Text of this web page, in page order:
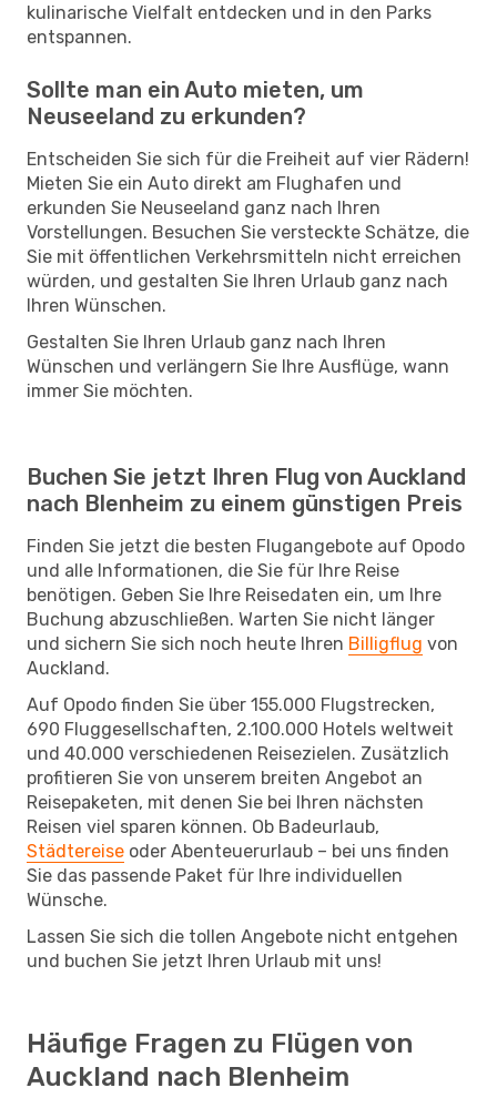
kulinarische Vielfalt entdecken und in den Parks
entspannen.
Sollte man ein Auto mieten, um
Neuseeland zu erkunden?
Entscheiden Sie sich für die Freiheit auf vier Rädern!
Mieten Sie ein Auto direkt am Flughafen und
erkunden Sie Neuseeland ganz nach Ihren
Vorstellungen. Besuchen Sie versteckte Schätze, die
Sie mit öffentlichen Verkehrsmitteln nicht erreichen
würden, und gestalten Sie Ihren Urlaub ganz nach
Ihren Wünschen.
Gestalten Sie Ihren Urlaub ganz nach Ihren
Wünschen und verlängern Sie Ihre Ausflüge, wann
immer Sie möchten.
Buchen Sie jetzt Ihren Flug von Auckland
nach Blenheim zu einem günstigen Preis
Finden Sie jetzt die besten Flugangebote auf Opodo
und alle Informationen, die Sie für Ihre Reise
benötigen. Geben Sie Ihre Reisedaten ein, um Ihre
Buchung abzuschließen. Warten Sie nicht länger
und sichern Sie sich noch heute Ihren Billigflug von
Auckland.
Auf Opodo finden Sie über 155.000 Flugstrecken,
690 Fluggesellschaften, 2.100.000 Hotels weltweit
und 40.000 verschiedenen Reisezielen. Zusätzlich
profitieren Sie von unserem breiten Angebot an
Reisepaketen, mit denen Sie bei Ihren nächsten
Reisen viel sparen können. Ob Badeurlaub,
Städtereise oder Abenteuerurlaub – bei uns finden
Sie das passende Paket für Ihre individuellen
Wünsche.
Lassen Sie sich die tollen Angebote nicht entgehen
und buchen Sie jetzt Ihren Urlaub mit uns!
Häufige Fragen zu Flügen von
Auckland nach Blenheim